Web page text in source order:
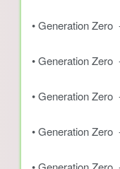
• Generation
• Generation
• Generation
• Generation